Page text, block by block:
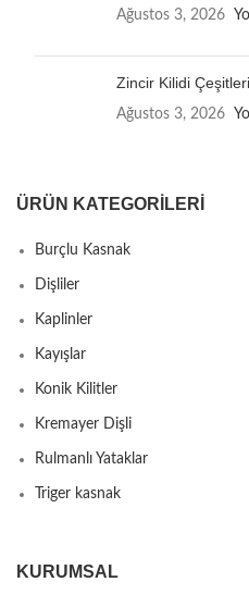
Ağustos 3, 2026
Zincir Kilidi
Ağustos 3, 2026
ÜRÜN KATEGORILERI
Burçlu Kasnak
Dişliler
Kaplinler
Kayışlar
Konik Kilitler
Kremayer Dişli
Rulmanlı Yataklar
Triger kasnak
KURUMSAL